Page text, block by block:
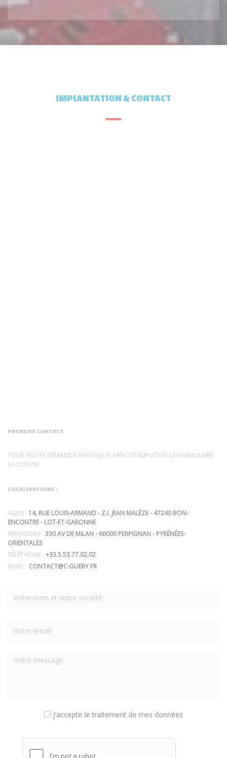
IMPLANTATION & CONTACT
PRENDRE CONTACT
POUR TOUTE DEMANDE SPÉCIFIQUE, MERCI D'EMPLOYER LE FORMULAIRE
CI-CONTRE
LOCALISATIONS :
AGEN : 14, RUE LOUIS-ARMAND - Z.I. JEAN MALÈZE - 47240 BON-
ENCONTRE - LOT-ET-GARONNE
PERPIGNAN : 330 AV DE MILAN - 66000 PERPIGNAN - PYRÉNÉES-
ORIENTALES
TÉLÉPHONE : +33.5.53.77.02.02
EMAIL : CONTACT@C-GUERY.FR
j'accepte le traitement de mes données